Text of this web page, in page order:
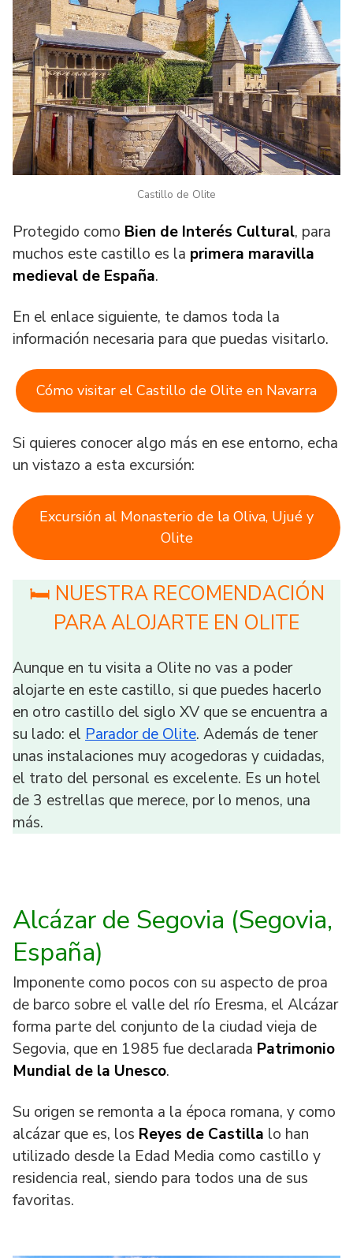
Castillo de Olite
Protegido como Bien de Interés Cultural, para
muchos este castillo es la primera maravilla
medieval de España.
En el enlace siguiente, te damos toda la
información necesaria para que puedas visitarlo.
Cómo visitar el Castillo de Olite en Navarra
Si quieres conocer algo más en ese entorno, echa
un vistazo a esta excursión:
Excursión al Monasterio de la Oliva, Ujué y
Olite
🛏 NUESTRA RECOMENDACIÓN
PARA ALOJARTE EN OLITE
Aunque en tu visita a Olite no vas a poder
alojarte en este castillo, si que puedes hacerlo
en otro castillo del siglo XV que se encuentra a
su lado: el Parador de Olite. Además de tener
unas instalaciones muy acogedoras y cuidadas,
el trato del personal es excelente. Es un hotel
de 3 estrellas que merece, por lo menos, una
más.
Alcázar de Segovia (Segovia,
España)
Imponente como pocos con su aspecto de proa
de barco sobre el valle del río Eresma, el Alcázar
forma parte del conjunto de la ciudad vieja de
Segovia, que en 1985 fue declarada Patrimonio
Mundial de la Unesco.
Su origen se remonta a la época romana, y como
alcázar que es, los Reyes de Castilla lo han
utilizado desde la Edad Media como castillo y
residencia real, siendo para todos una de sus
favoritas.